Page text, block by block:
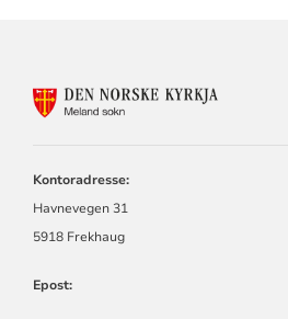
Kontoradresse:
Havnevegen 31
5918 Frekhaug
Epost: